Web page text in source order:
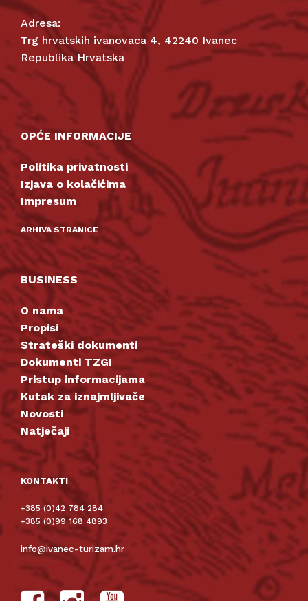
Adresa:
Trg hrvatskih ivanovaca 4, 42240 Ivanec
Republika Hrvatska
OPĆE INFORMACIJE
Politika privatnosti
Izjava o kolačićima
Impresum
ARHIVA STRANICE
BUSINESS
O nama
Propisi
Strateški dokumenti
Dokumenti TZGI
Pristup informacijama
Kutak za iznajmljivače
Novosti
Natječaji
KONTAKTI
+385 (0)42 784 284
+385 (0)99 168 4893
info@ivanec-turizam.hr